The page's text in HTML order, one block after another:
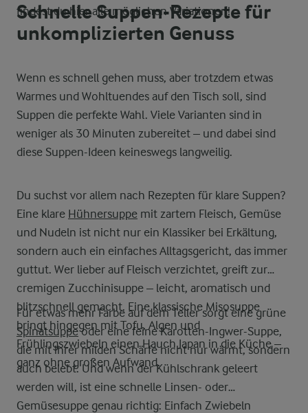
findest du hier alle möglichen Variationen!
Schnelle Suppen-Rezepte für
unkomplizierten Genuss
Wenn es schnell gehen muss, aber trotzdem etwas
Warmes und Wohltuendes auf den Tisch soll, sind
Suppen die perfekte Wahl. Viele Varianten sind in
weniger als 30 Minuten zubereitet – und dabei sind
diese Suppen-Ideen keineswegs langweilig.
Du suchst vor allem nach Rezepten für klare Suppen?
Eine klare Hühnersuppe mit zartem Fleisch, Gemüse
und Nudeln ist nicht nur ein Klassiker bei Erkältung,
sondern auch ein einfaches Alltagsgericht, das immer
guttut. Wer lieber auf Fleisch verzichtet, greift zur
cremigen Zucchinisuppe – leicht, aromatisch und
blitzschnell gemacht. Eine klassische Misosuppe
bringt hingegen mit Tofu, Algen und
Frühlingszwiebeln einen Hauch Japan in die Küche –
ganz ohne großen Aufwand.
Für etwas mehr Farbe auf dem Teller sorgt eine grüne
Spinatsuppeoder eine feine Karotten-Ingwer-Suppe,
die mit ihrer milden Schärfe nicht nur wärmt, sondern
auch belebt. Und wenn der Kühlschrank geleert
werden will, ist eine schnelle Linsen- oder
Gemüsesuppe genau richtig: Einfach Zwiebeln